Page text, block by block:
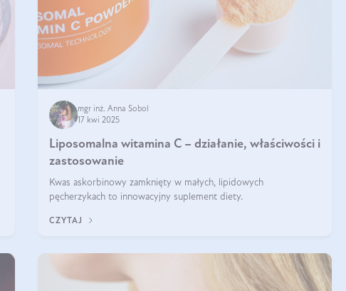
mgr inż. Anna Sobol
17 kwi 2025
Liposomalna witamina C – działanie, właściwości i
zastosowanie
Kwas askorbinowy zamknięty w małych, lipidowych
pęcherzykach to innowacyjny suplement diety.
CZYTAJ